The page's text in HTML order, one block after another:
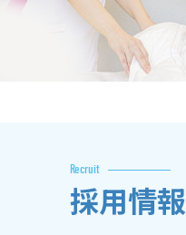
Recruit
採用情報